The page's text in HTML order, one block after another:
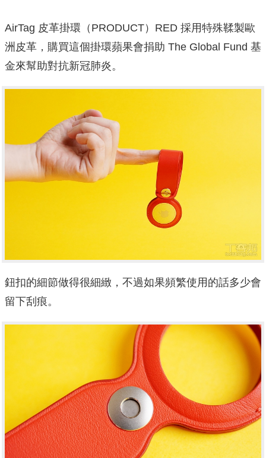
AirTag 皮革掛環（PRODUCT）RED 採用特殊鞣製歐
洲皮革，購買這個掛環蘋果會捐助 The Global Fund 基
金來幫助對抗新冠肺炎。
鈕扣的細節做得很細緻，不過如果頻繁使用的話多少會
留下刮痕。